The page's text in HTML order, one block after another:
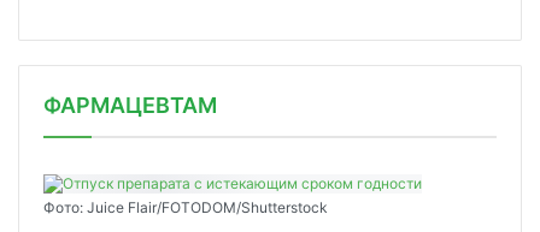
ФАРМАЦЕВТАМ
Фото: Juice Flair/FOTODOM/Shutterstoсk